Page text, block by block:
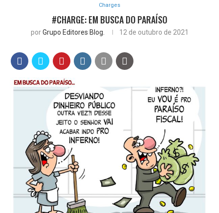
Charges
#CHARGE: EM BUSCA DO PARAÍSO
porGrupo Editores Blog. 12 de outubro de 2021